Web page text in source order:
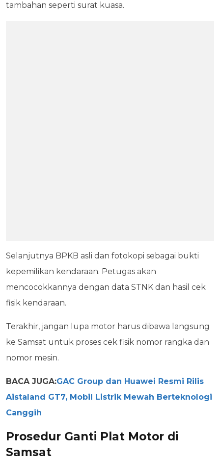
tambahan seperti surat kuasa.
Selanjutnya BPKB asli dan fotokopi sebagai bukti
kepemilikan kendaraan. Petugas akan
mencocokkannya dengan data STNK dan hasil cek
fisik kendaraan.
Terakhir, jangan lupa motor harus dibawa langsung
ke Samsat untuk proses cek fisik nomor rangka dan
nomor mesin.
BACA JUGA:GAC Group dan Huawei Resmi Rilis
Aistaland GT7, Mobil Listrik Mewah Berteknologi
Canggih
Prosedur Ganti Plat Motor di
Samsat